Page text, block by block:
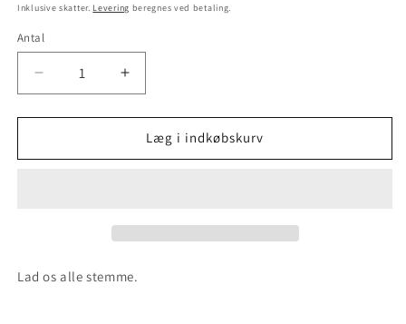
Inklusive skatter. Levering beregnes ved betaling.
Antal
Antal
Reducer
antallet
for
vælgers
Øg
antallet
for
vælgers
Læg i indkøbskurv
Lad os alle stemme.